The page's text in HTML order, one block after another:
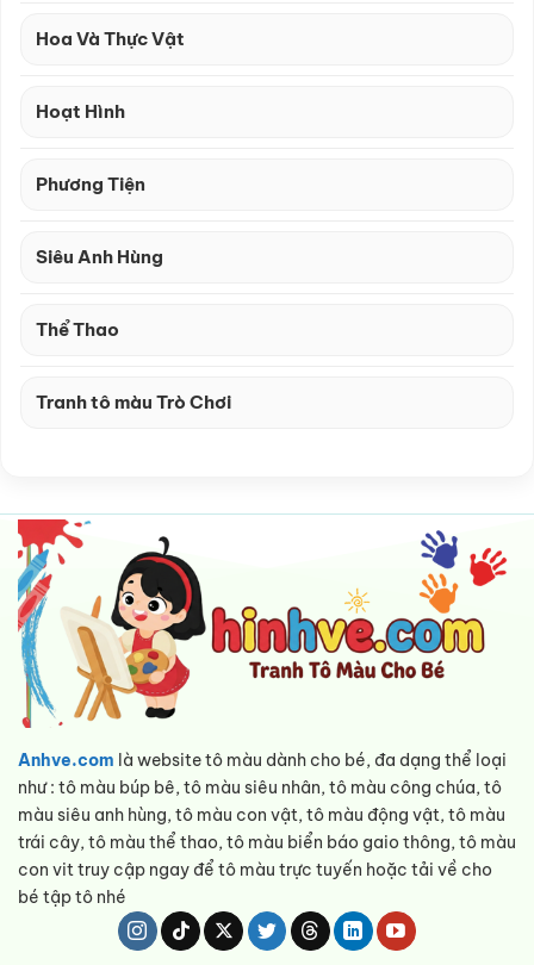
Hoa Và Thực Vật
Hoạt Hình
Phương Tiện
Siêu Anh Hùng
Thể Thao
Tranh tô màu Trò Chơi
Anhve.com là website tô màu dành cho bé, đa dạng thể loại
như : tô màu búp bê, tô màu siêu nhân, tô màu công chúa, tô
màu siêu anh hùng, tô màu con vật, tô màu động vật, tô màu
trái cây, tô màu thể thao, tô màu biển báo gaio thông, tô màu
con vit truy cập ngay để tô màu trực tuyến hoặc tải về cho
bé tập tô nhé